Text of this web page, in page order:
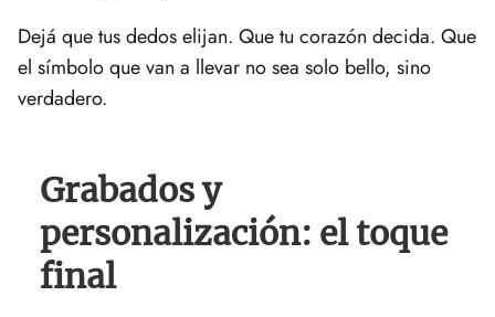
Dejá que tus dedos elijan. Que tu corazón decida. Que
el símbolo que van a llevar no sea solo bello, sino
verdadero.
Grabados y
personalización: el toque
final